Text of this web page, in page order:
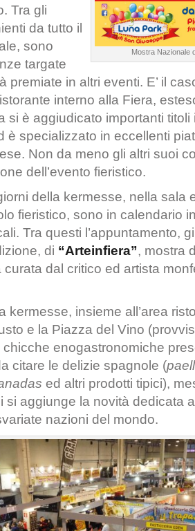
Mostra Nazionale
Tra gli
da tutto il
sono
targate
premiate in altri eventi. E’ il
interno alla Fiera,
si è aggiudicato importanti titoli
è specializzato in eccellenti
Non da meno gli altri suoi
dell’evento fieristico.
della kermesse, nella sala
fieristico, sono in calendario
Tra questi l’appuntamento,
di “Arteinfiera”, mostra
curata dal critico ed artista
kermesse, insieme all’area
e la Piazza del Vino
chicche enogastronomiche
citare le delizie spagnole (
ed altri prodotti tipici),
si aggiunge la novità dedicata
nazioni del mondo.